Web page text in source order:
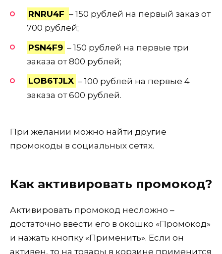
RNRU4F – 150 рублей на первый заказ от
700 рублей;
PSN4F9 – 150 рублей на первые три
заказа от 800 рублей;
LOB6TJLX – 100 рублей на первые 4
заказа от 600 рублей.
При желании можно найти другие
промокоды в социальных сетях.
Как активировать промокод?
Активировать промокод несложно –
достаточно ввести его в окошко «Промокод»
и нажать кнопку «Применить». Если он
активен, то на товары в корзине применится